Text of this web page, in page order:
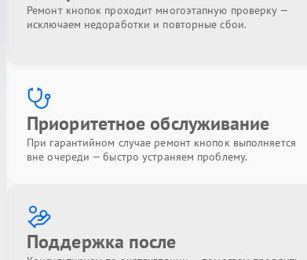
Ремонт кнопок проходит многоэтапную проверку —
исключаем недоработки и повторные сбои.
Приоритетное обслуживание
При гарантийном случае ремонт кнопок выполняется
вне очереди — быстро устраняем проблему.
Поддержка после